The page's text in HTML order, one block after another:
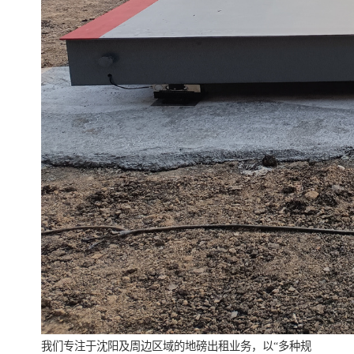
我们专注于沈阳及周边区域的地磅出租业务，以“多种规